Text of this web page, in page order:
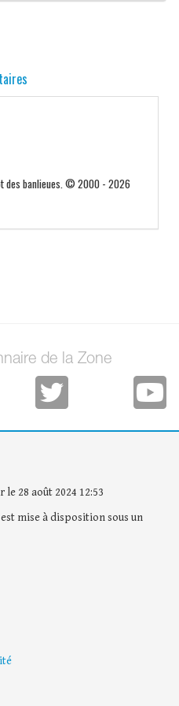
des banlieues. © 2000 - 2026
de la Zone
28 août 2024 12:53
mise à disposition sous un